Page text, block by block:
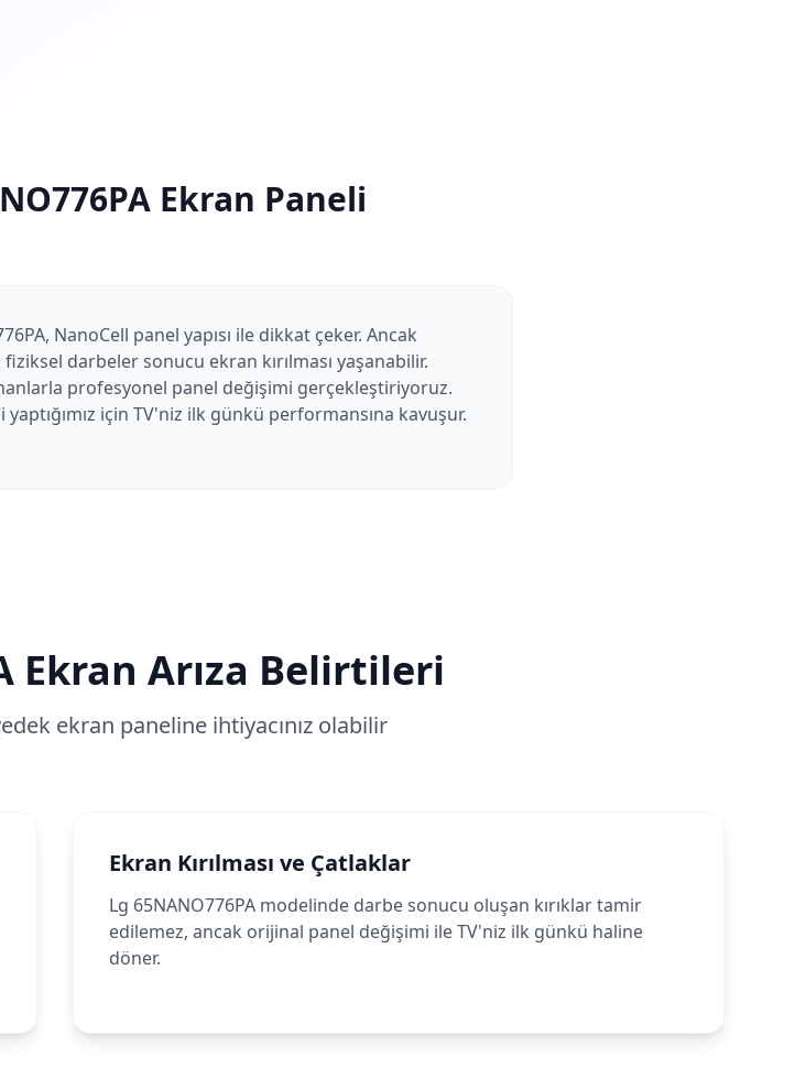
Ekran Paneli
NanoCell panel yapısı ile dikkat çeker. Ancak
darbeler sonucu ekran kırılması yaşanabilir.
profesyonel panel değişimi gerçekleştiriyoruz.
için TV'niz ilk günkü performansına kavuşur.
Ekran Arıza Belirtileri
ekran paneline ihtiyacınız olabilir
Ekran Kırılması ve Çatlaklar
Lg 65NANO776PA modelinde darbe sonucu oluşan kırıklar tamir
edilemez, ancak orijinal panel değişimi ile TV'niz ilk günkü haline
döner.